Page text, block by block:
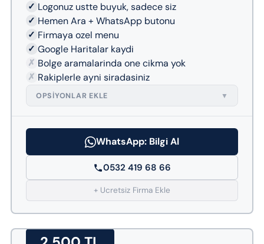
✓ Logonuz ustte buyuk, sadece siz
✓ Hemen Ara + WhatsApp butonu
✓ Firmaya ozel menu
✓ Google Haritalar kaydi
✗ Bolge aramalarinda one cikma yok
✗ Rakiplerle ayni siradasiniz
OPSIYONLAR EKLE ▼
WhatsApp: Bilgi Al
0532 419 68 66
+ Ucretsiz Firma Ekle